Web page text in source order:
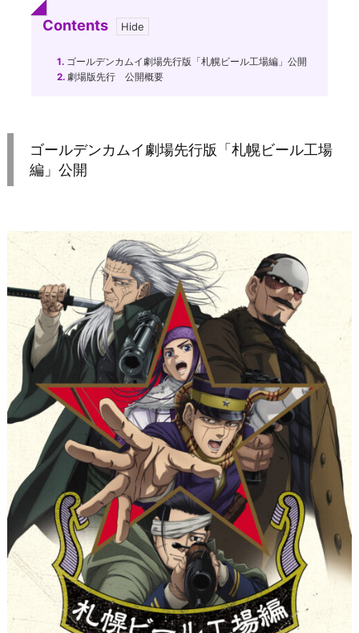
Contents
1. ゴールデンカムイ劇場先行版「札幌ビール工場編」公開
2. 劇場版先行 公開概要
ゴールデンカムイ劇場先行版「札幌ビール工場
編」公開